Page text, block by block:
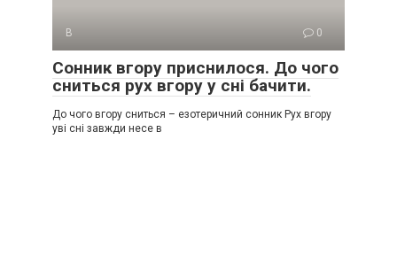
В 0
Сонник вгору приснилося. До чого
сниться рух вгору у сні бачити.
До чого вгору сниться – езотеричний сонник Рух вгору
уві сні завжди несе в